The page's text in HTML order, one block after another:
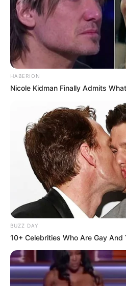
Le pronostic quinté
cinq chevaux
5 JANGO VICI
2 WORKING CLASS HERO
4 HAPPY DANICA
8 HYMNE DU GERS
1 IBISCUS MAN
En cas de non-partant ou pour
ordre de préférence :
9 CASH BANK BIGI
11 INDY ROCK
TICKET SPOT
MEILLEURES
HABERION
Nicole Kidman Finally Admits
BUZZ DAY
10+ Celebrities Who Are Gay